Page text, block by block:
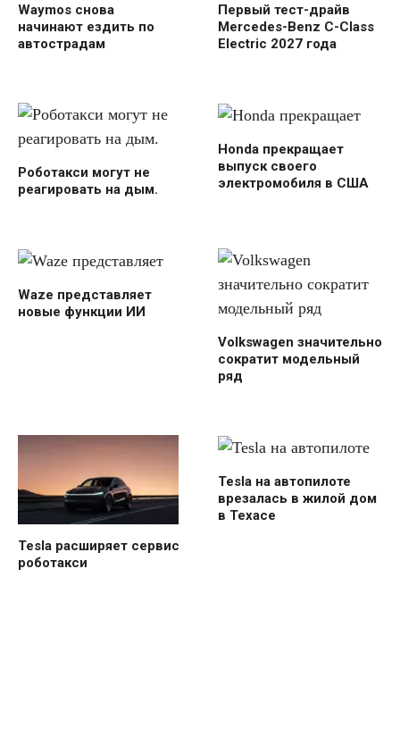
Waymos снова
начинают ездить по
автострадам
Первый тест-драйв
Mercedes-Benz C-Class
Electric 2027 года
Роботакси могут не
реагировать на дым.
Honda прекращает
выпуск своего
электромобиля в США
Waze представляет
новые функции ИИ
Volkswagen значительно
сократит модельный
ряд
Tesla расширяет сервис
роботакси
Tesla на автопилоте
врезалась в жилой дом
в Техасе